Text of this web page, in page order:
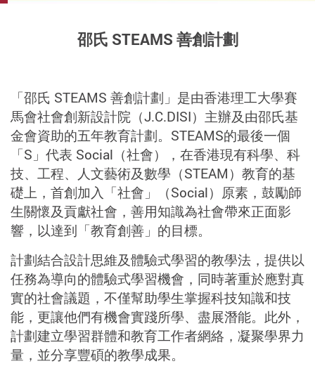
邵氏 STEAMS 善創計劃
「邵氏 STEAMS 善創計劃」是由香港理工大學賽
馬會社會創新設計院（J.C.DISI）主辦及由邵氏基
金會資助的五年教育計劃。 STEAMS的最後一個
「S 」代表 Social （社會），在香港現有科學、科
技、工程、人文藝術及數學（STEAM）教育的基
礎上，首創加入「社會」（Social）原素，鼓勵師
生關懷及貢獻社會，善用知識為社會帶來正面影
響，以達到「教育創善」的目標。
計劃結合設計思維及體驗式學習的教學法，提供以
任務為導向的體驗式學習機會，同時著重於應對真
實的社會議題，不僅幫助學生掌握科技知識和技
能，更讓他們有機會實踐所學、盡展潛能。此外，
計劃建立學習群體和教育工作者網絡，凝聚學界力
量，並分享豐碩的教學成果。